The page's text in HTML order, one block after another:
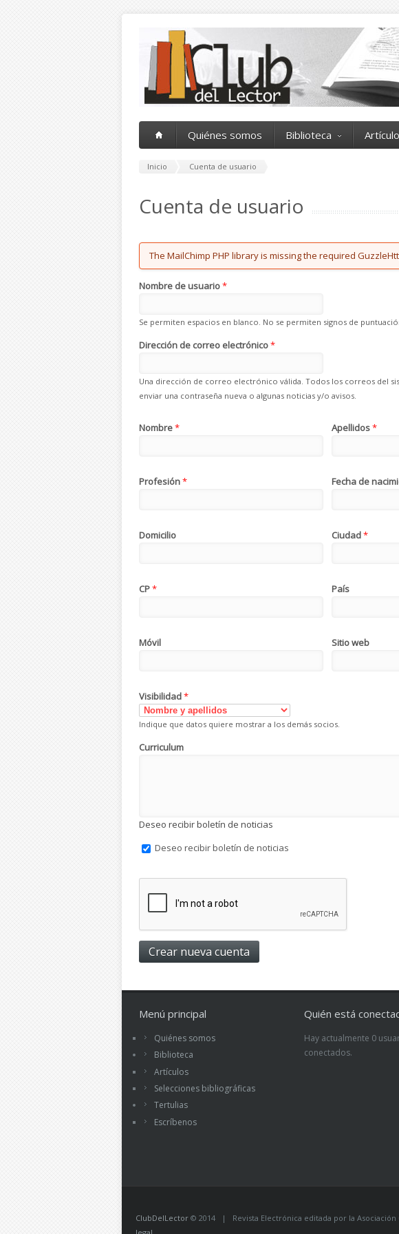
Quiénes somos Biblioteca
Inicio Cuenta de usuario
Cuenta de usuario
Error message
The MailChimp PHP library is missing the required
Nombre de usuario*
Se permiten espacios en blanco. No se permiten signos de
Dirección de correo electrónico*
Una dirección de correo electrónico válida. Todos los correos del
enviar una contraseña nueva o algunas noticias y/o avisos.
Nombre* Apellidos*
Profesión* Fecha de
Domicilio Ciudad*
CP* País
Móvil Sitio web
Visibilidad*
Indique que datos quiere mostrar a los demás socios.
Curriculum
Deseo recibir boletín de noticias
Deseo recibir boletín de noticias
Menú principal
Quiénes somos
Biblioteca
Artículos
Selecciones bibliográficas
Tertulias
Escríbenos
Quién está
Hay actualmente 0
conectados.
ClubDelLector © 2014 | Revista Electrónica editada por la Asociación